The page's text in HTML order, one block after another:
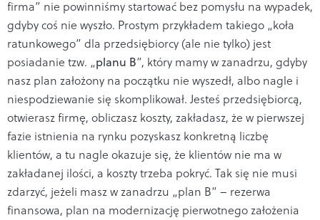
firma” nie powinniśmy startować bez pomysłu na wypadek,
gdyby coś nie wyszło. Prostym przykładem takiego „koła
ratunkowego” dla przedsiębiorcy (ale nie tylko) jest
posiadanie tzw. „planu B”, który mamy w zanadrzu, gdyby
nasz plan założony na początku nie wyszedł, albo nagle i
niespodziewanie się skomplikował. Jesteś przedsiębiorcą,
otwierasz firmę, obliczasz koszty, zakładasz, że w pierwszej
fazie istnienia na rynku pozyskasz konkretną liczbę
klientów, a tu nagle okazuje się, że klientów nie ma w
zakładanej ilości, a koszty trzeba pokryć. Tak się nie musi
zdarzyć, jeżeli masz w zanadrzu „plan B” – rezerwa
finansowa, plan na modernizację pierwotnego założenia